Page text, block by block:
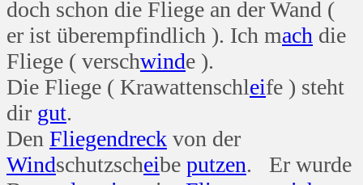
doch schon die Fliege an der Wand (
er ist überempfindlich ). Ich mach die
Fliege ( verschwinde ).
Die Fliege ( Krawattenschleife ) steht
dir gut.
Den Fliegendreck von der
Windschutzscheibe putzen. Er wurde